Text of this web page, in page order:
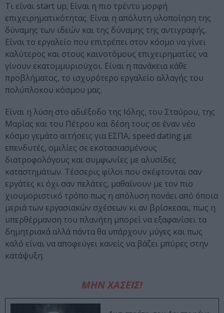
Τι είναι start up; Είναι η πιο τρέντυ μορφή
επιχειρηματικότητας. Είναι η απόλυτη υλοποίηση της
δύναμης των ιδεών και της δύναμης της αντιγραφής.
Είναι το εργαλείο που επιτρέπει στον κόσμο να γίνει
καλύτερος και στους καινοτόμους επιχειρηματίες να
γίνουν εκατομμυριούχοι. Είναι η πανάκεια κάθε
προβλήματος, το ισχυρότερο εργαλείο αλλαγής του
πολύπλοκου κόσμου μας.
Είναι η λύση στο αδιέξοδο της Ιόλης, του Σταύρου, της
Μαρίας και του Πέτρου και δέση τους σε έναν νέο
κόσμο γεμάτο αιτήσεις για ΕΣΠΑ, speed dating με
επενδυτές, ομιλίες σε εκστασιασμένους
διατροφολόγους και συμφωνίες με αλυσίδες
καταστημάτων. Τέσσερις φίλοι που σκέφτονται σαν
εργάτες κι όχι σαν πελάτες, μαθαίνουν με τον πιο
χιουμοριστικό τρόπο πως η απόλυση πονάει από όποια
μεριά των εργασιακών σχέσεων κι αν βρίσκεσαι, πως η
υπερθέρμανση του πλανήτη μπορεί να εξαφανίσει τα
δημητριακά αλλά πάντα θα υπάρχουν μύγες και πως
καλό είναι να αποφεύγει κανείς να βάζει μπύρες στην
κατάψυξη.
ΜΗΝ ΧΑΣΕΙΣ!